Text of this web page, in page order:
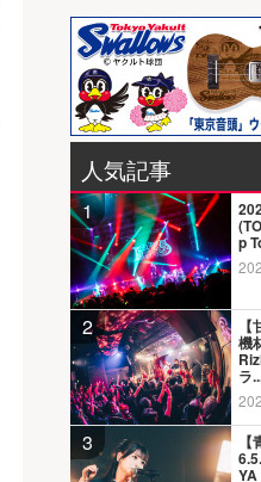
人気記事
1
p
2
機
ラ
3
YA